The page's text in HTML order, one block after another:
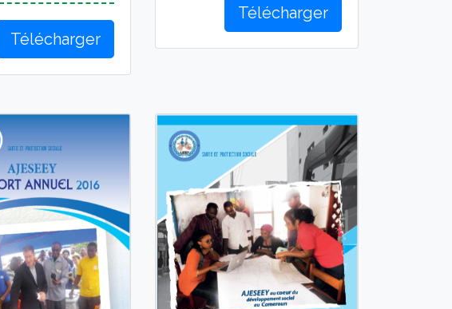
Télécharger
Télécharger